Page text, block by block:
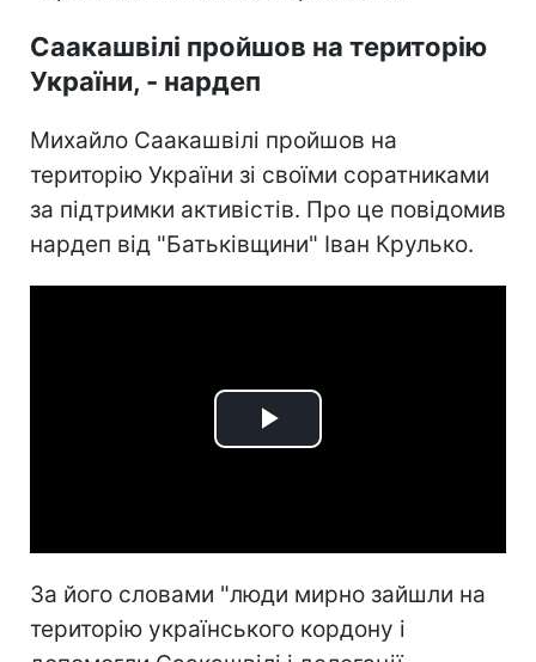
Саакашвілі пройшов на територію
України, - нардеп
Михайло Саакашвілі пройшов на
територію України зі своїми соратниками
за підтримки активістів. Про це повідомив
нардеп від "Батьківщини" Іван Крулько.
Play
За його словами "люди мирно зайшли на
територію українського кордону і